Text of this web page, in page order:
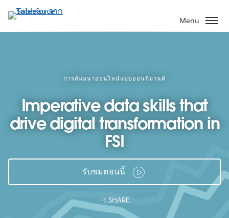
ไป
ที่
Menu
การสัมมนาออนไลน์แบบออนดีมานด์
Imperative data skills that
drive digital transformation in
FSI
รับชมตอนนี้
SHARE